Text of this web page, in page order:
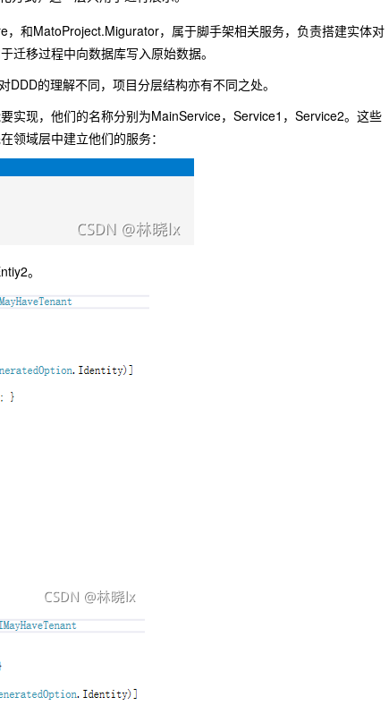
和MatoProject.Migurator，属于脚手架相关服务，负责搭建实体对
迁移过程中向数据库写入原始数据。
的理解不同，项目分层结构亦有不同之处。
实现，他们的名称分别为MainService，Service1，Service2。这些
领域层中建立他们的服务：
。